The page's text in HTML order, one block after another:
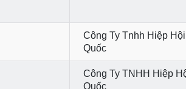
Công Ty Tnhh Hiệp
Quốc
Công Ty TNHH Hiệp
Quốc